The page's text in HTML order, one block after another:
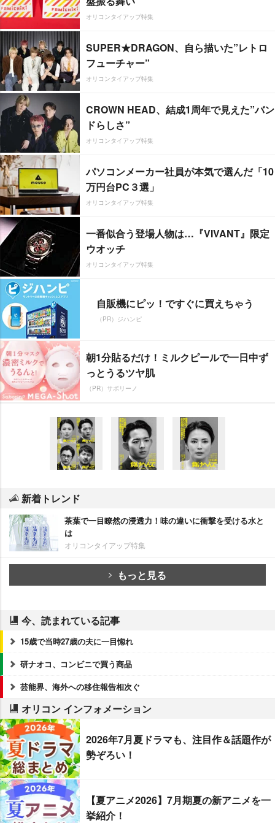
オリコンタイアップ特集
SUPER★DRAGON、自ら描いた”レトロ
フューチャー”
オリコンタイアップ特集
CROWN HEAD、結成1周年で見えた”バン
ドらしさ”
オリコンタイアップ特集
パソコンメーカー社員が本気で選んだ「10
万円台PC３選」
オリコンタイアップ特集
一番似合う登場人物は…『VIVANT』限定
ウオッチ
オリコンタイアップ特集
自販機にピッ！ですぐに買えちゃう
（PR）ジハンピ
朝1分貼るだけ！ミルクピールで一日中ず
っとうるツヤ肌
（PR）サボリーノ
新着トレンド
茶葉で一目瞭然の浸透力！味の違いに衝撃を受ける水と
は
オリコンタイアップ特集
もっと見る
今、読まれている記事
15歳で当時27歳の夫に一目惚れ
研ナオコ、コンビニで買う商品
芸能界、海外への移住報告相次ぐ
オリコン インフォメーション
2026年7月夏ドラマも、注目作＆話題作が
勢ぞろい！
【夏アニメ2026】7月期夏の新アニメを一
挙紹介！